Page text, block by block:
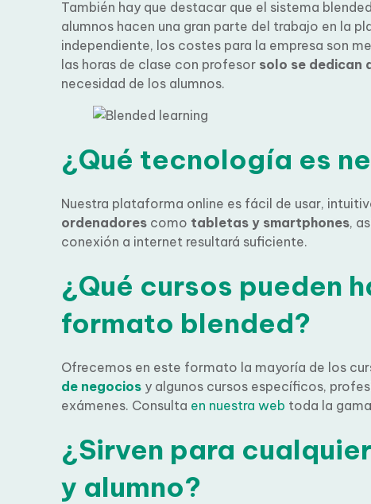
También hay que destacar que el sistema blended
alumnos hacen una gran parte del trabajo en la
independiente, los costes para la empresa son
las horas de clase con profesor solo se dedican
necesidad de los alumnos.
¿Qué tecnología es
Nuestra plataforma online es fácil de usar,
ordenadorescomo tabletas y smartphones,
conexión a internet resultará suficiente.
¿Qué cursos pueden
formato blended?
Ofrecemos en este formato la mayoría de los
y de negociosy algunos cursos específicos,
exámenes. Consulta en nuestra webtoda la gama
¿Sirven para
y alumno?